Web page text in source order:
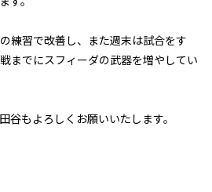
練習で改善し、また週末は試合をす
までにスフィーダの武器を増やしてい
谷もよろしくお願いいたします。